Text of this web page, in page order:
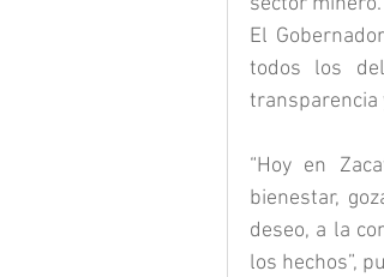
El
todos los
transparencia
“Hoy en
bienestar,
deseo, a la
los hechos”,